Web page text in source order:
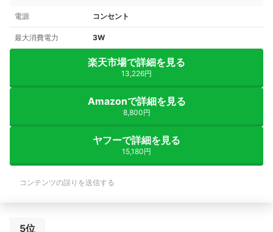
電源 コンセント
最大消費電力 3W
楽天市場で詳細を見る
13,226円
Amazonで詳細を見る
8,800円
ヤフーで詳細を見る
15,180円
コンテンツの誤りを送信する
5位